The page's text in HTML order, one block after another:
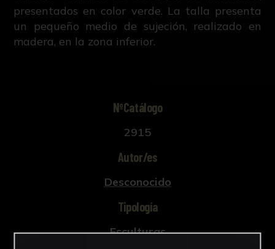
presentados en color verde. La talla presenta
un pequeño medio de sujeción, realizado en
madera, en la zona inferior.
NºCatálogo
2915
Autor/es
Desconocido
Tipología
Esculturas